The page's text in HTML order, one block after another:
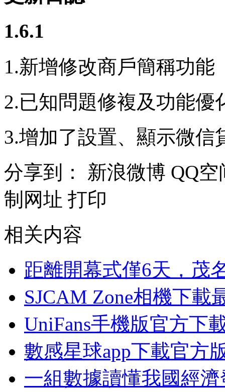
1.6.1
1.新增修改商戶簡稱功能
2.已知問題修複及功能優
3.增加了設置、顯示微信
分享到：
新浪微博 QQ空
制网址 打印
相关内容
距離開幕式僅6天，茂
SJCAM Zone相機下載
UniFans手機版官方下
數感星球app下載官方
一組數據讀懂我國經